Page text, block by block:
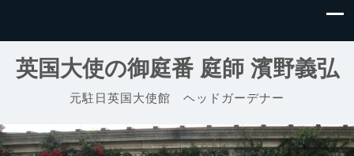
英国大使の御庭番 庭師 濱野義弘
元駐日英国大使館 ヘッドガーデナー